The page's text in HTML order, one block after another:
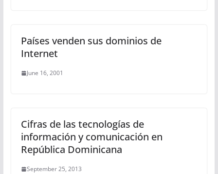
Países venden sus dominios de
Internet
June 16, 2001
Cifras de las tecnologías de
información y comunicación en
República Dominicana
September 25, 2013